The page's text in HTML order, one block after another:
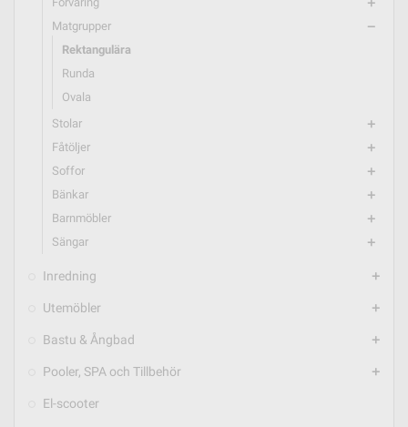
add
Matgrupper remove
Rektangulära
Runda
Ovala
Stolar
add
Fåtöljer add
Soffor add
Bänkar add
Barnmöbler add
Sängar add
Inredning add
Utemöbler add
Bastu & Ångbad add
Pooler, SPA och Tillbehör add
El-scooter